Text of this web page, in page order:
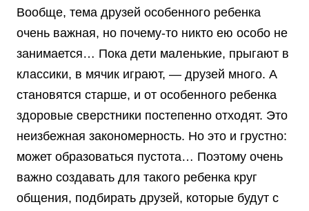
Вообще, тема друзей особенного ребенка
очень важная, но почему-то никто ею особо не
занимается… Пока дети маленькие, прыгают в
классики, в мячик играют, — друзей много. А
становятся старше, и от особенного ребенка
здоровые сверстники постепенно отходят. Это
неизбежная закономерность. Но это и грустно:
может образоваться пустота… Поэтому очень
важно создавать для такого ребенка круг
общения, подбирать друзей, которые будут с